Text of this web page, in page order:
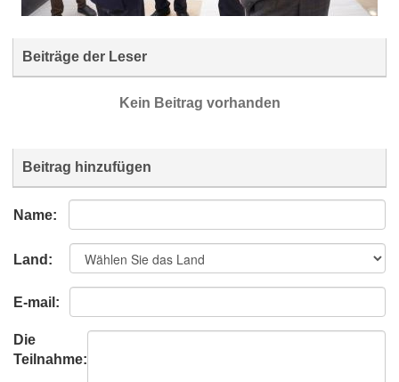
Beiträge der Leser
Kein Beitrag vorhanden
Beitrag hinzufügen
Name:
Land:
E-mail:
Die
Teilnahme: